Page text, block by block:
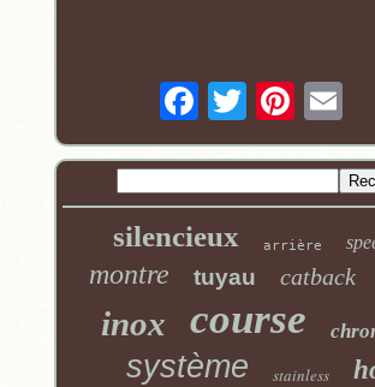
silencieux arrière
montre tuyau catback
inox course
système stainless